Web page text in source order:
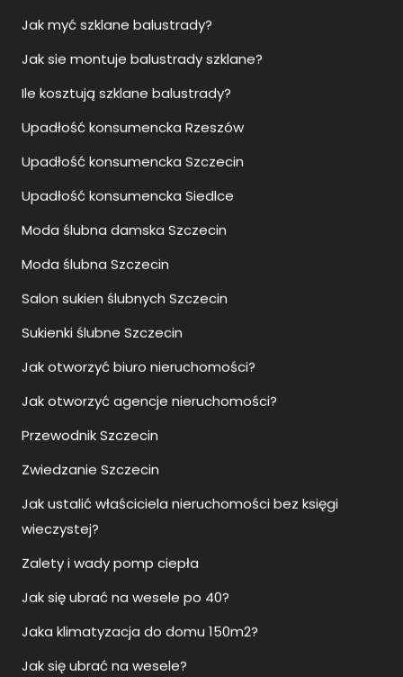
Upadłość konsumencka Rzeszów
Upadłość konsumencka Szczecin
Upadłość konsumencka Siedlce
Moda ślubna damska Szczecin
Moda ślubna Szczecin
Salon sukien ślubnych Szczecin
Sukienki ślubne Szczecin
Jak otworzyć biuro nieruchomości?
Jak otworzyć agencje nieruchomości?
Przewodnik Szczecin
Zwiedzanie Szczecin
Jak ustalić właściciela nieruchomości bez księgi
wieczystej?
Zalety i wady pomp ciepła
Jak się ubrać na wesele po 40?
Jaka klimatyzacja do domu 150m2?
Jak się ubrać na wesele?
SMS jak odmówić wesele?
Jak ustawić klimatyzację na grzanie?
Jaka klimatyzacja do mieszkania?